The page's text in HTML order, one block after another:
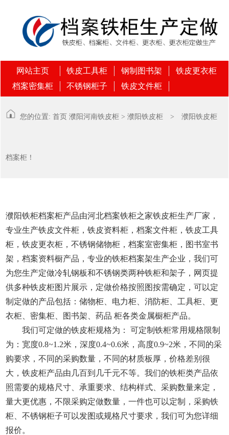
网站主页 铁皮工具柜 钢制图书架
铁皮更衣柜
档案密集柜
不锈钢柜子 铁皮文件柜
您的位置: 首页 濮阳河南铁皮柜 > 濮阳铁皮柜 > 濮阳铁皮柜
档案柜！
濮阳铁柜档案柜产品由河北档案铁柜之家铁皮柜生产厂家，
专业生产铁皮文件柜，铁皮资料柜，档案文件柜，铁皮工具
柜，铁皮更衣柜，不锈钢储物柜，档案室密集柜，图书室书
架，档案资料橱产品，专业的铁柜档案架生产企业，我们可
为您生产定做冷轧钢板和不锈钢类两种铁柜和架子，网页提
供多种铁皮柜图片展示，定做价格按照图按需确定，可以定
制定做的产品包括：储物柜、电力柜、消防柜、工具柜、更
衣柜、密集柜、图书架、药品 柜各类金属橱柜产品。
我们可定做的铁皮柜规格为： 可定制铁柜常用规格限制
为：宽度0.8~1.2米，深度0.4~0.6米，高度0.9~2米，不同的采
购要求，不同的采购数量，不同的材质板厚，价格差别很
大，铁皮柜产品由几百到几千元不等。我们的铁柜类产品依
照需要的规格尺寸、承重要求、结构样式、采购数量来定，
量大更优惠，不限采购定做数量，一件也可以定制，采购铁
柜、不锈钢柜子可以发图或规格尺寸要求，我们可为您详细
报价。